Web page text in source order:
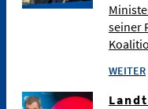
seiner
WEITER